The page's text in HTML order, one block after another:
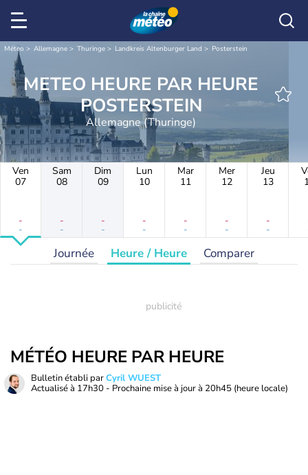
Météo Allemagne Thuringe Landkreis Altenburger Land Posterstein
METEO HEURE PAR HEURE
POSTERSTEIN
Allemagne (Thuringe)
Ven
07
-
-
Sam
08
-
-
Dim
09
-
-
Lun
10
-
-
Mar
11
-
-
Mer
12
-
-
Jeu
13
-
-
Journée Heure / Heure Comparer
MÉTÉO HEURE PAR HEURE
Bulletin établi parCyril WUEST
Actualisé à 17h30 - Prochaine mise à jour à 20h45 (heure locale)